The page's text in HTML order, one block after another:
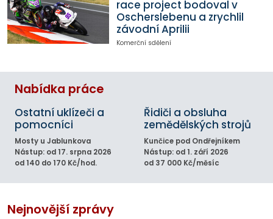
race project bodoval v
Oscherslebenu a zrychlil
závodní Aprilii
Komerční sdělení
Nabídka práce
Ostatní uklízeči a
pomocníci
Mosty u Jablunkova
Nástup: od 17. srpna 2026
od 140 do 170 Kč/hod.
Řidiči a obsluha
zemědělských strojů
Kunčice pod Ondřejníkem
Nástup: od 1. září 2026
od 37 000 Kč/měsíc
Nejnovější zprávy